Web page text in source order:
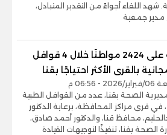
شهد اللقاء أجواءً من التقدير المتبادل،
مدير جمعية
الكشف على 2424 مواطنًا خلال 4 قوافل
بالقرى الأكثر احتياجًا بقنا
- 06:56 م
الصحة بقنا، عدد من القوافل الطبية
في قرى مراكز المحافظة، برعاية الدكتور
محافظ قنا، والدكتور أحمد صادق،
الصحة بقنا، تنفيذًا لتوجيهات القيادة